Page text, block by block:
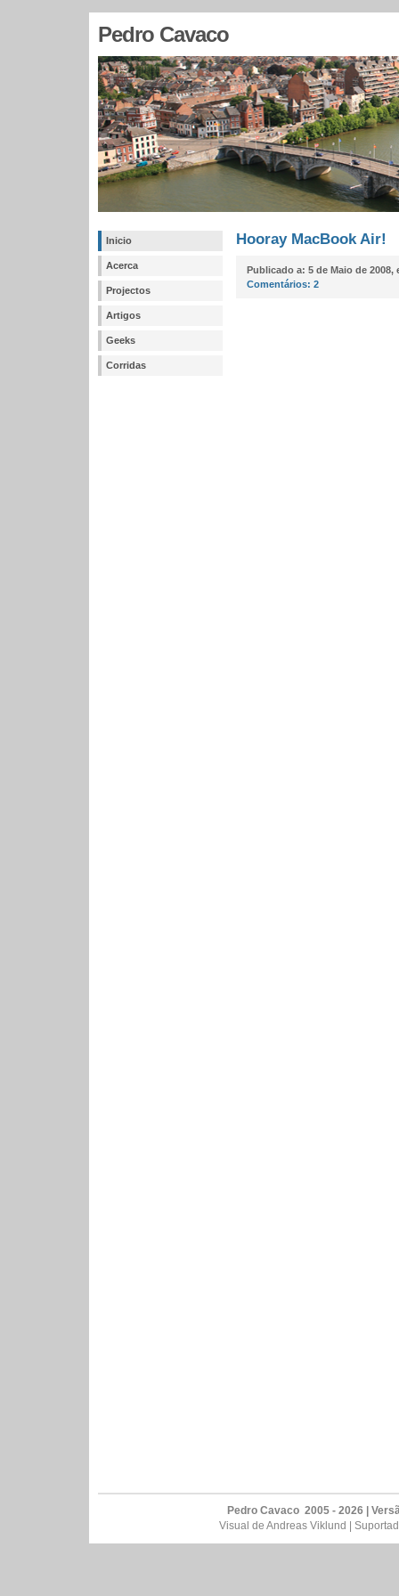
Pedro Cavaco
Inicio
Acerca
Projectos
Artigos
Geeks
Corridas
Hooray MacBook Air!
Publicado a: 5 de Maio de 2008,
Comentários: 2
Pedro Cavaco 2005 - 2026 |
Visual de Andreas Viklund |